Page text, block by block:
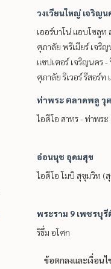
วงเวียนใหญ่ เจริญน
เออร์บาโน่ แอบโซลูท
ศุภาลัย พรีเมียร์ เจริ
แชปเตอร์ เจริญนคร -
ศุภาลัย ริเวอร์ รีสอร์ท
ท่าพระ ตลาดพลู วุ
ไอดีโอ สาทร - ท่าพระ
อ่อนนุช อุดมสุข
ไอดีโอ โมบิ สุขุมวิท (
พระราม 9 เพชรบุรี
ริธึ่ม อโศก
ข้อตกลงและเงื่อนไ